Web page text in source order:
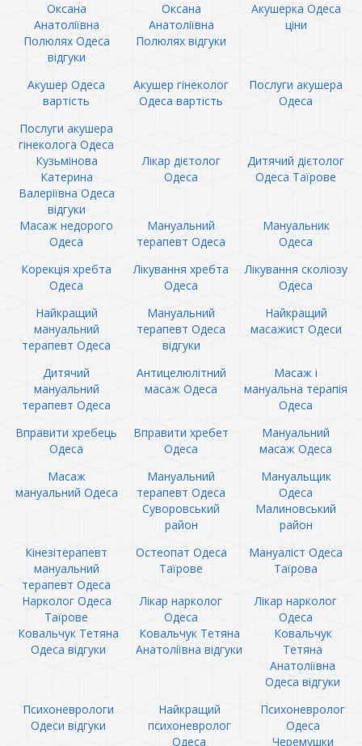
Оксана
Анатоліївна
Полюлях Одеса
відгуки
Оксана
Анатоліївна
Полюлях відгуки
Акушерка Одеса
ціни
Акушер Одеса
вартість
Акушер гінеколог
Одеса вартість
Послуги акушера
Одеса
Послуги акушера
гінеколога Одеса
Кузьмінова
Катерина
Валеріївна Одеса
відгуки
Лікар дієтолог
Одеса
Дитячий дієтолог
Одеса Таїрове
Масаж недорого
Одеса
Мануальний
терапевт Одеса
Мануальник
Одеса
Корекція хребта
Одеса
Лікування хребта
Одеса
Лікування сколіозу
Одеса
Найкращий
мануальний
терапевт Одеса
Мануальний
терапевт Одеса
відгуки
Найкращий
масажист Одеси
Дитячий
мануальний
терапевт Одеса
Антицелюлітний
масаж Одеса
Масаж і
мануальна терапія
Одеса
Вправити хребець
Одеса
Вправити хребет
Одеса
Мануальний
масаж Одеса
Масаж
мануальний Одеса
Мануальний
терапевт Одеса
Суворовський
район
Мануальщик
Одеса
Малиновський
район
Кінезітерапевт
мануальний
терапевт Одеса
Остеопат Одеса
Таїрове
Мануаліст Одеса
Таїрова
Нарколог Одеса
Таїрове
Лікар нарколог
Одеса
Лікар нарколог
Одеса
Ковальчук Тетяна
Одеса відгуки
Ковальчук Тетяна
Анатоліївна відгуки
Ковальчук
Тетяна
Анатоліївна
Одеса відгуки
Психоневрологи
Одеси відгуки
Найкращий
психоневролог
Одеса
Психоневролог
Одеса
Черемушки